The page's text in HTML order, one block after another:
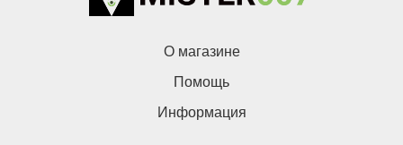
О магазине
Помощь
Информация